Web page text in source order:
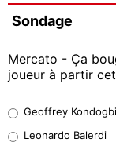
Sondage
Mercato - Ça
joueur à partir
38%
Geoffrey
Leonardo Balerdi